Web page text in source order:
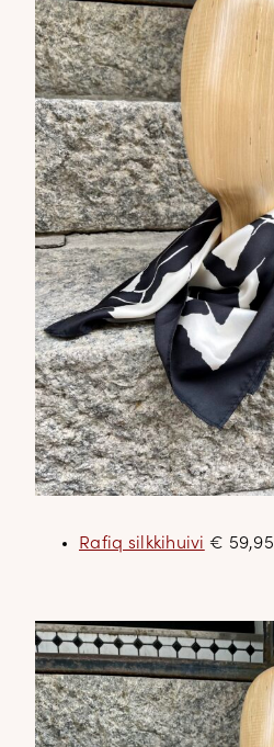
Rafiq silkkihuivi € 59,95